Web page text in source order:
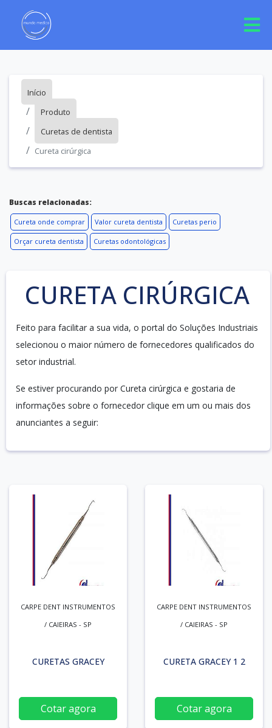
Início
Produto
Curetas de dentista
Cureta cirúrgica
Buscas relacionadas:
Cureta onde comprar Valor cureta dentista Curetas perio
Orçar cureta dentista Curetas odontológicas
CURETA CIRÚRGICA
Feito para facilitar a sua vida, o portal do Soluções Industriais
selecionou o maior número de fornecedores qualificados do
setor industrial.
Se estiver procurando por Cureta cirúrgica e gostaria de
informações sobre o fornecedor clique em um ou mais dos
anunciantes a seguir:
CARPE DENT INSTRUMENTOS
/ CAIEIRAS - SP
CURETAS GRACEY
Cotar agora
CARPE DENT INSTRUMENTOS
/ CAIEIRAS - SP
CURETA GRACEY 1 2
Cotar agora